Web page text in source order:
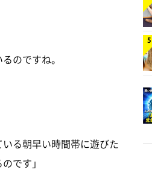
のですね。
る朝早い時間帯に遊びた
です」